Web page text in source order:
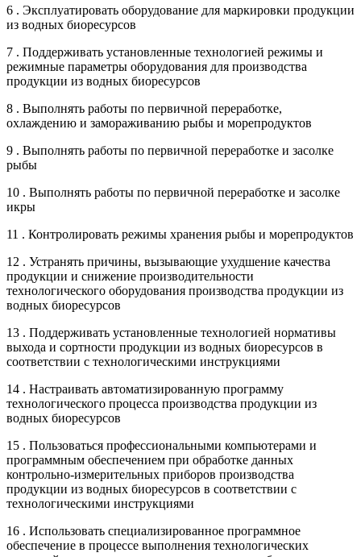
6 . Эксплуатировать оборудование для маркировки продукции
из водных биоресурсов
7 . Поддерживать установленные технологией режимы и
режимные параметры оборудования для производства
продукции из водных биоресурсов
8 . Выполнять работы по первичной переработке,
охлаждению и замораживанию рыбы и морепродуктов
9 . Выполнять работы по первичной переработке и засолке
рыбы
10 . Выполнять работы по первичной переработке и засолке
икры
11 . Контролировать режимы хранения рыбы и морепродуктов
12 . Устранять причины, вызывающие ухудшение качества
продукции и снижение производительности
технологического оборудования производства продукции из
водных биоресурсов
13 . Поддерживать установленные технологией нормативы
выхода и сортности продукции из водных биоресурсов в
соответствии с технологическими инструкциями
14 . Настраивать автоматизированную программу
технологического процесса производства продукции из
водных биоресурсов
15 . Пользоваться профессиональными компьютерами и
программным обеспечением при обработке данных
контрольно-измерительных приборов производства
продукции из водных биоресурсов в соответствии с
технологическими инструкциями
16 . Использовать специализированное программное
обеспечение в процессе выполнения технологических